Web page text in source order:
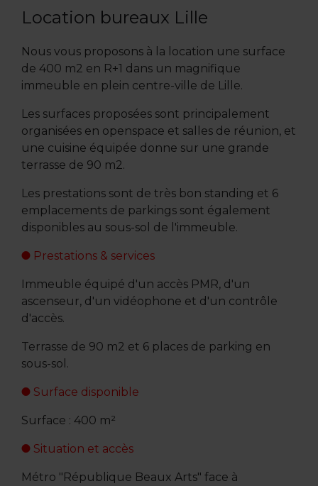
Location bureaux Lille
Nous vous proposons à la location une surface
de 400 m2 en R+1 dans un magnifique
immeuble en plein centre-ville de Lille.
Les surfaces proposées sont principalement
organisées en openspace et salles de réunion, et
une cuisine équipée donne sur une grande
terrasse de 90 m2.
Les prestations sont de très bon standing et 6
emplacements de parkings sont également
disponibles au sous-sol de l'immeuble.
Prestations & services
Immeuble équipé d'un accès PMR, d'un
ascenseur, d'un vidéophone et d'un contrôle
d'accès.
Terrasse de 90 m2 et 6 places de parking en
sous-sol.
Surface disponible
Surface : 400 m²
Situation et accès
Métro "République Beaux Arts" face à